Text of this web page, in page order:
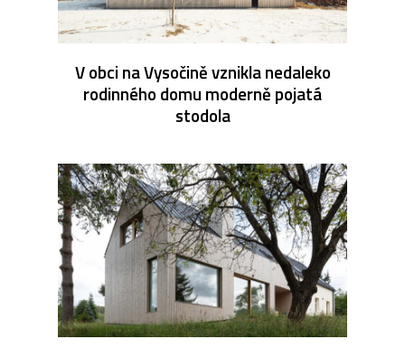
V obci na Vysočině vznikla nedaleko
rodinného domu moderně pojatá
stodola